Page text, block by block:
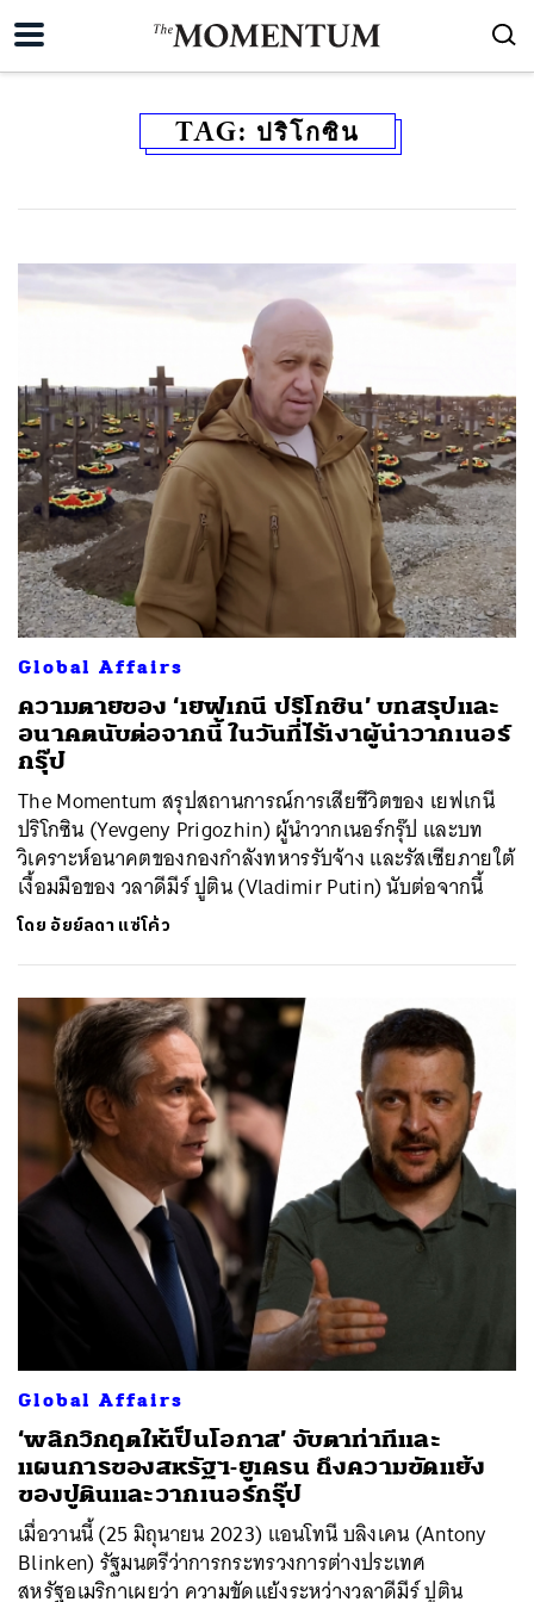
TAG: ปริโกซิน
Global Affairs
ความตายของ ‘เยฟเกนี ปริโกซิน’ บทสรุปและ
อนาคตนับต่อจากนี้ ในวันที่ไร้เงาผู้นำวากเนอร์
กรุ๊ป
The Momentum สรุปสถานการณ์การเสียชีวิตของ เยฟเกนี
ปริโกซิน (Yevgeny Prigozhin) ผู้นำวากเนอร์กรุ๊ป และบท
วิเคราะห์อนาคตของกองกำลังทหารรับจ้าง และรัสเซียภายใต้
เงื้อมมือของ วลาดีมีร์ ปูติน (Vladimir Putin) นับต่อจากนี้
โดย อัยย์ลดา แซ่โค้ว
Global Affairs
‘พลิกวิกฤตให้เป็นโอกาส’ จับตาท่าทีและ
แผนการของสหรัฐฯ-ยูเครน ถึงความขัดแย้ง
ของปูตินและวากเนอร์กรุ๊ป
เมื่อวานนี้ (25 มิถุนายน 2023) แอนโทนี บลิงเคน (Antony
Blinken) รัฐมนตรีว่าการกระทรวงการต่างประเทศ
สหรัฐอเมริกาเผยว่า ความขัดแย้งระหว่างวลาดีมีร์ ปูติน
SHARE TWEET LINE EMAIL